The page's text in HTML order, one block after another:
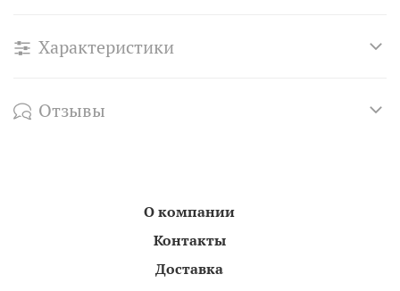
Характеристики
Отзывы
О компании
Контакты
Доставка